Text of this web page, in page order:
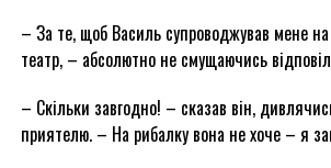
– За те, щоб Василь супроводжував мене
театр, – абсолютно не смущаючись
– Скільки завгодно! – сказав він,
приятелю. – На рибалку вона не хоче – я